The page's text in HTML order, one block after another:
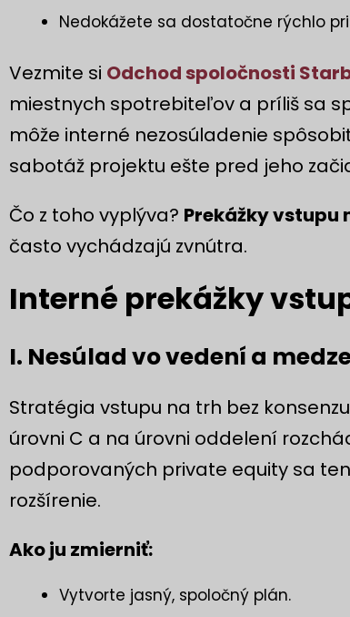
Nedokážete sa dostatočne rýchlo
Vezmite si Odchod spoločnosti
miestnych spotrebiteľov a príliš sa
môže interné nezosúladenie
sabotáž projektu ešte pred jeho
Čo z toho vyplýva? Prekážky vstupu
často vychádzajú zvnútra.
Interné prekážky
I. Nesúlad vo vedení a
Stratégia vstupu na trh bez
úrovni C a na úrovni oddelení
podporovaných private equity sa
rozšírenie.
Ako ju zmierniť:
Vytvorte jasný, spoločný plán.